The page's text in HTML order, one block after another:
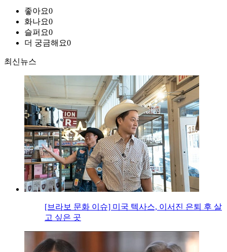
좋아요0
화나요0
슬퍼요0
더 궁금해요0
최신뉴스
[브라보 문화 이슈] 미국 텍사스, 이서진 은퇴 후 살
고 싶은 곳